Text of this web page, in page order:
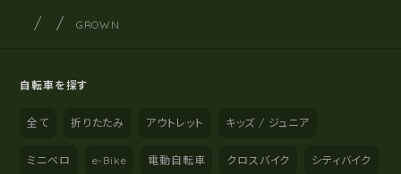
サイト内の現在地
サイクルショップナカゴヤ
GROWN
自転車を探す
全て 折りたたみ アウトレット キッズ / ジュニア
ミニベロ e-Bike 電動自転車 クロスバイク シティバイク